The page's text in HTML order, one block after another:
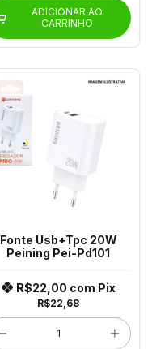
ADICIONAR AO
CARRINHO
Fonte Usb+Tpc 20W
Peining Pei-Pd101
R$22,68
R$22,00 com Pix